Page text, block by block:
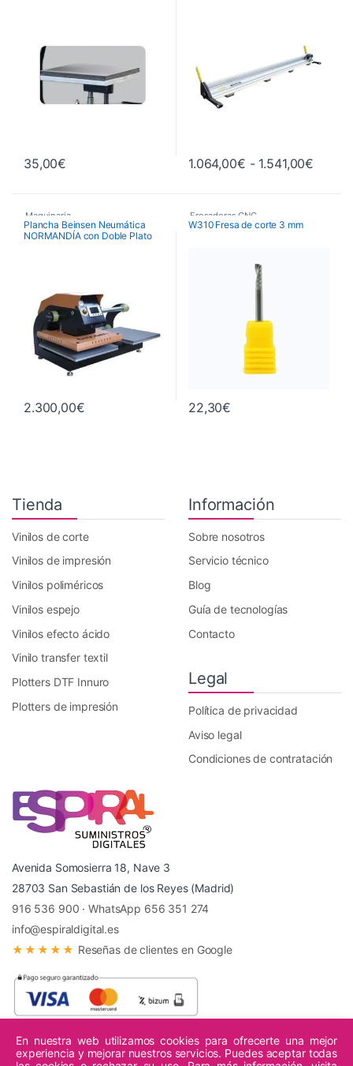
35,00€ 1.064,00€ - 1.541,00€
Este producto tiene múltiples
Maquinaria
Planchas Neumáticas,
Plancha Beinsen Neumática
NORMANDÍA con Doble Plato
2.300,00€
Fresadoras CNC
W310 Fresa de corte 3 mm
22,30€
Tienda
Vinilos de corte
Vinilos de impresión
Vinilos poliméricos
Vinilos espejo
Vinilos efecto ácido
Vinilo transfer textil
Plotters DTF Innuro
Plotters de impresión
Información
Sobre nosotros
Servicio técnico
Blog
Guía de tecnologías
Contacto
Legal
Política de privacidad
Aviso legal
Condiciones de contratación
Avenida Somosierra 18, Nave 3
28703 San Sebastián de los Reyes (Madrid)
916 536 900 ·WhatsApp 656 351 274
info@espiraldigital.es
★★★★★ Reseñas de clientes en Google
© 2026 Espiral Digital - Todos los derechos reservados.
En nuestra web utilizamos cookies para ofrecerte una mejor
experiencia y mejorar nuestros servicios. Puedes aceptar todas